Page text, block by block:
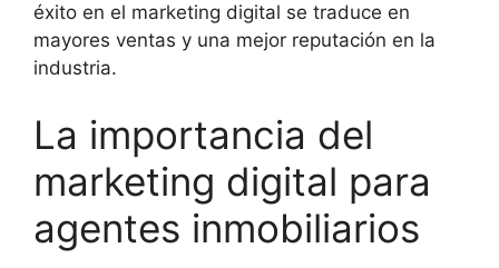
éxito en el marketing digital se traduce en
mayores ventas y una mejor reputación en la
industria.
La importancia del
marketing digital para
agentes inmobiliarios